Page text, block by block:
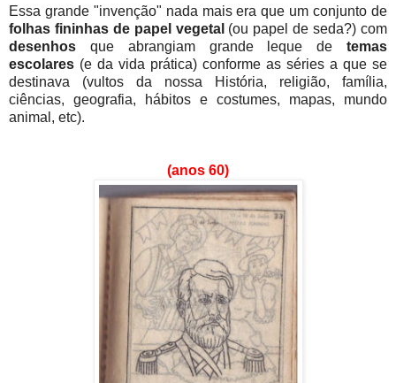
Essa grande "invenção" nada mais era que um conjunto de
folhas fininhas de papel vegetal (ou papel de seda?) com
desenhos que abrangiam grande leque detemas
escolares (e da vida prática) conforme as séries a que se
destinava (vultos da nossa História, religião, família,
ciências, geografia, hábitos e costumes, mapas, mundo
animal, etc).
(anos 60)